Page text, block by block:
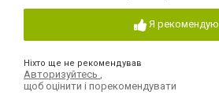
Я рекомендую
Ніхто ще не рекомендував
Авторизуйтесь
щоб оцінити і порекомендувати